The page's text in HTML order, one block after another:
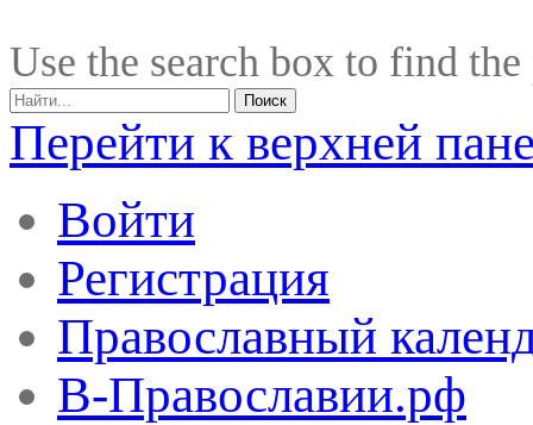
Use the search box to find
Перейти к верхней
Войти
Регистрация
Православный
В-Православии.рф